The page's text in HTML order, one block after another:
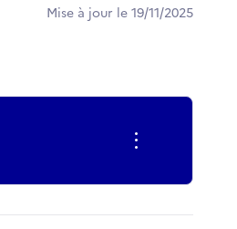
Mise à jour le 19/11/2025